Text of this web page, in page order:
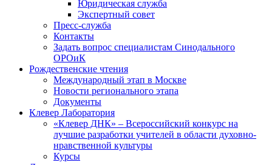
Юридическая служба
Экспертный совет
Пресс-служба
Контакты
Задать вопрос специалистам Синодального
ОРОиК
Рождественские чтения
Международный этап в Москве
Новости регионального этапа
Документы
Клевер Лаборатория
«Клевер ДНК» – Всероссийский конкурс на
лучшие разработки учителей в области духовно-
нравственной культуры
Курсы